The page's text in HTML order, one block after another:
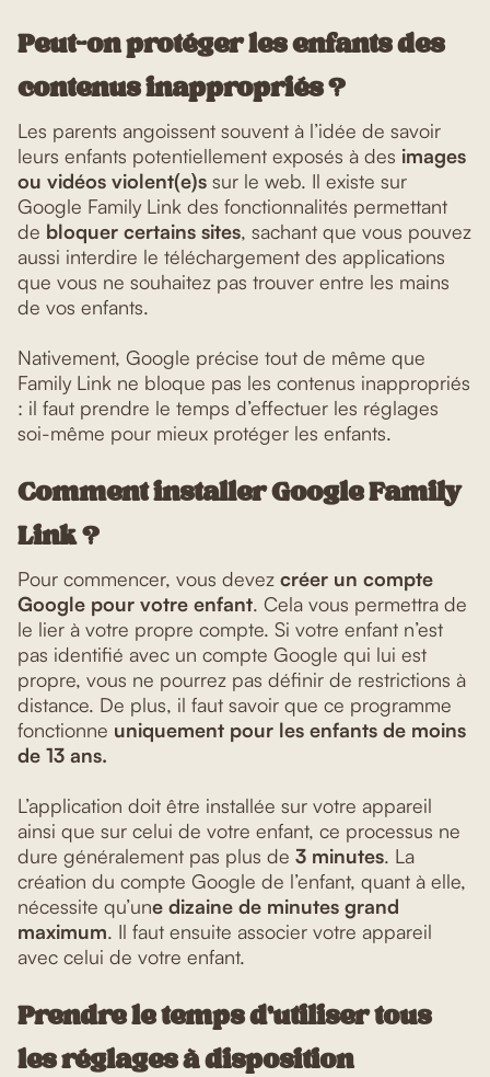
Peut-on protéger les enfants des
contenus inappropriés ?
Les parents angoissent souvent à l’idée de savoir
leurs enfants potentiellement exposés à des images
ou vidéos violent(e)s sur le web. Il existe sur
Google Family Link des fonctionnalités permettant
de bloquer certains sites, sachant que vous pouvez
aussi interdire le téléchargement des applications
que vous ne souhaitez pas trouver entre les mains
de vos enfants.
Nativement, Google précise tout de même que
Family Link ne bloque pas les contenus inappropriés
: il faut prendre le temps d’effectuer les réglages
soi-même pour mieux protéger les enfants.
Comment installer Google Family
Link ?
Pour commencer, vous devez créer un compte
Google pour votre enfant. Cela vous permettra de
le lier à votre propre compte. Si votre enfant n’est
pas identifié avec un compte Google qui lui est
propre, vous ne pourrez pas définir de restrictions à
distance. De plus, il faut savoir que ce programme
fonctionne uniquement pour les enfants de moins
de 13 ans.
L’application doit être installée sur votre appareil
ainsi que sur celui de votre enfant, ce processus ne
dure généralement pas plus de 3 minutes. La
création du compte Google de l’enfant, quant à elle,
nécessite qu’une dizaine de minutes grand
maximum. Il faut ensuite associer votre appareil
avec celui de votre enfant.
Prendre le temps d’utiliser tous
les réglages à disposition